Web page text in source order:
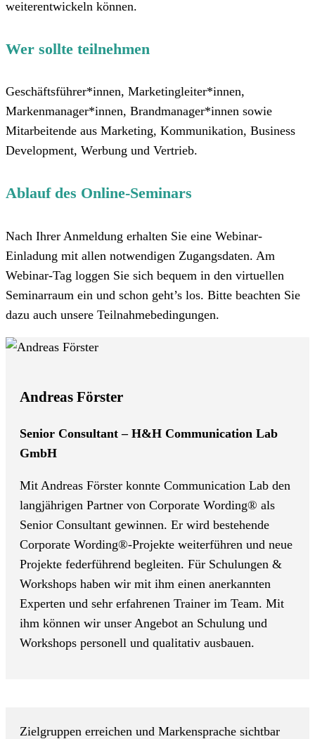
weiterentwickeln können.
Wer sollte teilnehmen
Geschäftsführer*innen, Marketingleiter*innen,
Markenmanager*innen, Brandmanager*innen sowie
Mitarbeitende aus Marketing, Kommunikation, Business
Development, Werbung und Vertrieb.
Ablauf des Online-Seminars
Nach Ihrer Anmeldung erhalten Sie eine Webinar-
Einladung mit allen notwendigen Zugangsdaten. Am
Webinar-Tag loggen Sie sich bequem in den virtuellen
Seminarraum ein und schon geht’s los. Bitte beachten Sie
dazu auch unsere Teilnahmebedingungen.
Andreas Förster
Senior Consultant – H&H Communication Lab
GmbH
Mit Andreas Förster konnte Communication Lab den
langjährigen Partner von Corporate Wording® als
Senior Consultant gewinnen. Er wird bestehende
Corporate Wording®-Projekte weiterführen und neue
Projekte federführend begleiten. Für Schulungen &
Workshops haben wir mit ihm einen anerkannten
Experten und sehr erfahrenen Trainer im Team. Mit
ihm können wir unser Angebot an Schulung und
Workshops personell und qualitativ ausbauen.
Zielgruppen erreichen und Markensprache sichtbar